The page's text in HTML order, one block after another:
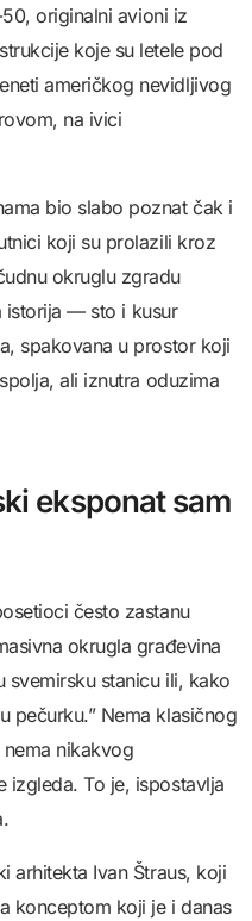
originalni avioni iz
koje su letele pod
američkog nevidljivog
na ivici
bio slabo poznat čak i
koji su prolazili kroz
okruglu zgradu
istorija — sto i kusur
spakovana u prostor koji
ali iznutra oduzima
eksponat sam
često zastanu
okrugla građevina
svemirsku stanicu ili, kako
pečurku.” Nema klasičnog
nikakvog
izgleda. To je, ispostavlja
arhitekta Ivan Štraus, koji
konceptom koji je i danas